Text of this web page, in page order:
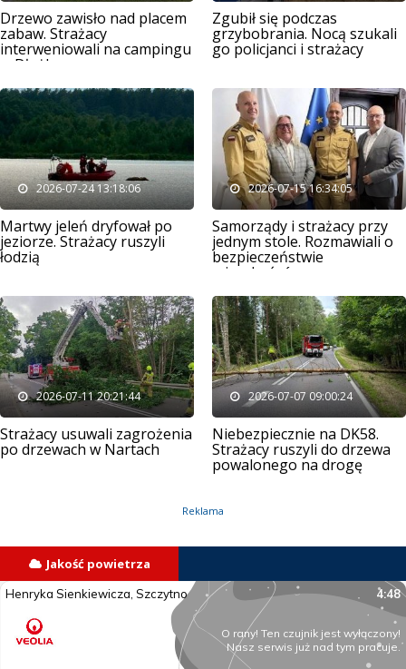
Drzewo zawisło nad placem
zabaw. Strażacy
interweniowali na campingu
w Dłużku
Zgubił się podczas
grzybobrania. Nocą szukali
go policjanci i strażacy
2026-07-24 13:18:06
Martwy jeleń dryfował po
jeziorze. Strażacy ruszyli
łodzią
2026-07-15 16:34:05
Samorządy i strażacy przy
jednym stole. Rozmawiali o
bezpieczeństwie
mieszkańców
2026-07-11 20:21:44
Strażacy usuwali zagrożenia
po drzewach w Nartach
2026-07-07 09:00:24
Niebezpiecznie na DK58.
Strażacy ruszyli do drzewa
powalonego na drogę
Reklama
Jakość powietrza